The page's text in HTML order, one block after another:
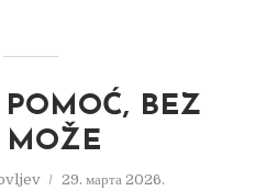
BEZ
MOŽE
29. марта 2026.